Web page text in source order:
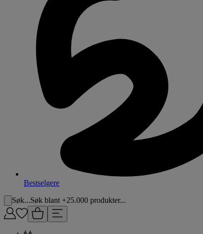
Bestselgere
Søk...Søk blant +25.000 produkter...